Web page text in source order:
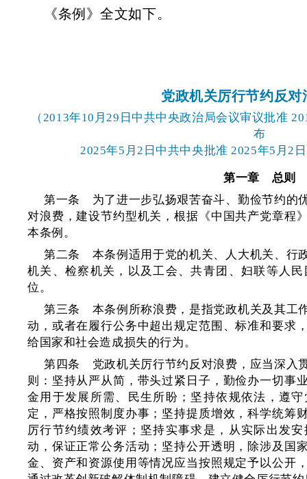
《条例》全文如下。
党政机关厉行节约反对
（2013年10月29日中共中央政治局会议审议批准
布
2025年5月2日中共中央批准 2025年5月2
第一章 总则
第一条 为了进一步弘扬艰苦奋斗、勤俭节约的
对浪费，建设节约型机关，根据《中国共产党章程
本条例。
第二条 本条例适用于党的机关、人大机关、行
机关、检察机关，以及工会、共青团、妇联等人
位。
第三条 本条例所称浪费，是指党政机关及其工
动，或者在履行公务中超出规定范围、标准和要求
给国家和社会造成损失的行为。
第四条 党政机关厉行节约反对浪费，应当深入
则：坚持从严从简，带头过紧日子，勤俭办一切事
金用于发展所需、民生所盼；坚持依规依法，遵
定，严格按照制度办事；坚持提质增效，科学统筹
厉行节约绩效考评；坚持实事求是，从实际出发
动，保证正常公务活动；坚持公开透明，除涉及国
金、资产和资源使用等情况应当按照规定予以公开